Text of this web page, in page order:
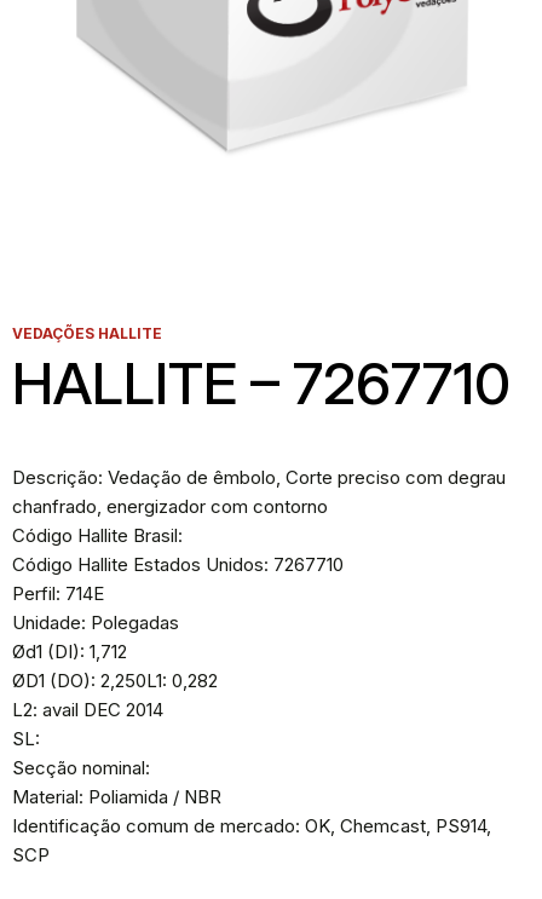
VEDAÇÕES HALLITE
HALLITE – 7267710
Descrição: Vedação de êmbolo, Corte preciso com degrau
chanfrado, energizador com contorno
Código Hallite Brasil:
Código Hallite Estados Unidos: 7267710
Perfil: 714E
Unidade: Polegadas
Ød1 (DI): 1,712
ØD1 (DO): 2,250L1: 0,282
L2: avail DEC 2014
SL:
Secção nominal:
Material: Poliamida / NBR
Identificação comum de mercado: OK, Chemcast, PS914,
SCP